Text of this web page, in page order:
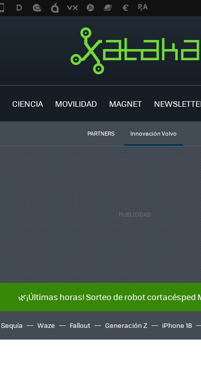
CIENCIA MOVILIDAD MAGNET
PARTNERS Innovación Volvo
🌿¡Últimas horas! Sorteo de robot cortacésped
Sequía Waze Fallout Generación Z iPhone 18